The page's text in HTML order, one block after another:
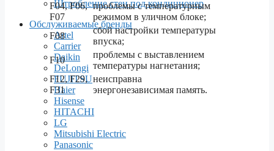
Штробление стен под кондиционер
Обслуживаемые бренды
Artel
Carrier
Daikin
DeLongi
FUJITSU
Haier
Hisense
HITACHI
LG
Mitsubishi Electric
Panasonic
F04, F06,
F07
проблемы с температурным
режимом в уличном блоке;
F08
сбой настройки температуры
впуска;
F10
проблемы с выставлением
температуры нагнетания;
F12, F29,
F31
неисправна
энергонезависимая память.